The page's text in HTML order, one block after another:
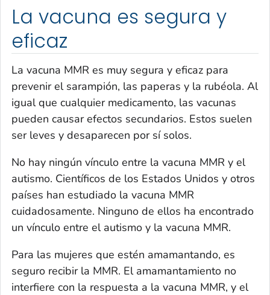
La vacuna es segura y
eficaz
La vacuna MMR es muy segura y eficaz para
prevenir el sarampión, las paperas y la rubéola. Al
igual que cualquier medicamento, las vacunas
pueden causar efectos secundarios. Estos suelen
ser leves y desaparecen por sí solos.
No hay ningún vínculo entre la vacuna MMR y el
autismo. Científicos de los Estados Unidos y otros
países han estudiado la vacuna MMR
cuidadosamente. Ninguno de ellos ha encontrado
un vínculo entre el autismo y la vacuna MMR.
Para las mujeres que estén amamantando, es
seguro recibir la MMR. El amamantamiento no
interfiere con la respuesta a la vacuna MMR, y el